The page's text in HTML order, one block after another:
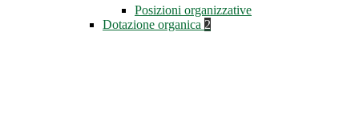
Posizioni organizzative
Dotazione organica 2